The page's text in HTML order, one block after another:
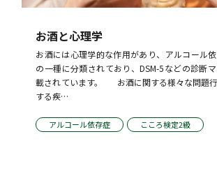
お酒と心理学
お酒には心理学的な作用があり、アルコール
の一種に分類されており、DSM-5などの診断
載されています。       お酒に関する様々な問題
する疾…
アルコール依存症 こころ検定2級